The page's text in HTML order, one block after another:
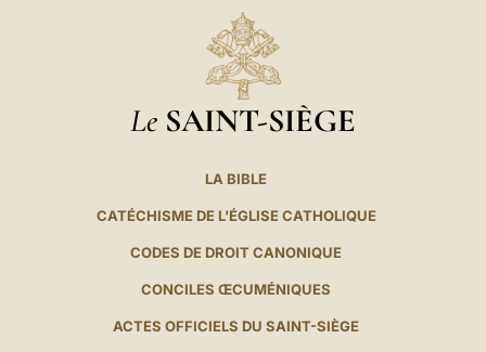
Le SAINT-SIÈGE
LA BIBLE
CATÉCHISME DE L'ÉGLISE CATHOLIQUE
CODES DE DROIT CANONIQUE
CONCILES ŒCUMÉNIQUES
ACTES OFFICIELS DU SAINT-SIÈGE